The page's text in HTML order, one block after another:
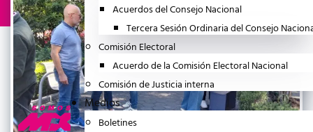
Acuerdos del Consejo Nacional
Tercera Sesión Ordinaria del Consejo
Comisión Electoral
Acuerdo de la Comisión Electoral Nacional
Comisión de Justicia interna
Medios
Boletines